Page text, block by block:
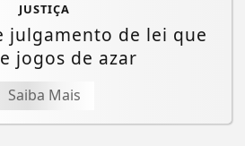
JUSTIÇA
julgamento de lei que
jogos de azar
Saiba Mais